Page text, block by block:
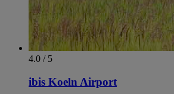
4.0 / 5
ibis Koeln Airport